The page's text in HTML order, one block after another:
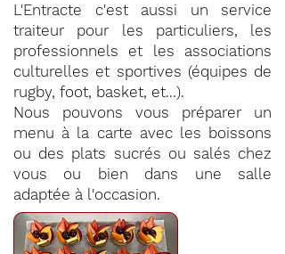
L'Entracte c'est aussi un service
traiteur pour les particuliers, les
professionnels et les associations
culturelles et sportives (équipes de
rugby, foot, basket, et...).
Nous pouvons vous préparer un
menu à la carte avec les boissons
ou des plats sucrés ou salés chez
vous ou bien dans une salle
adaptée à l'occasion.